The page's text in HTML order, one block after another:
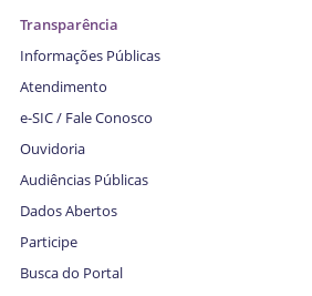
Transparência
Informações Públicas
Atendimento
e-SIC / Fale Conosco
Ouvidoria
Audiências Públicas
Dados Abertos
Participe
Busca do Portal